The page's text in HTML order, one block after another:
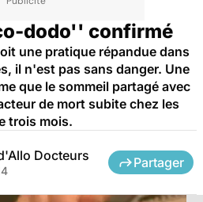
dodo'' confirmé
une pratique répandue dans
il n'est pas sans danger. Une
que le sommeil partagé avec
de mort subite chez les
trois mois.
Docteurs Partager